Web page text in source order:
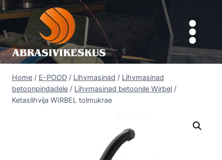
Skip
to
content
Home / E-POOD / Lihvmasinad / Lihvmasinad
betoonpindadele / Lihvmasinad betoonile Wirbel /
Ketaslihvija WIRBEL tolmukrae